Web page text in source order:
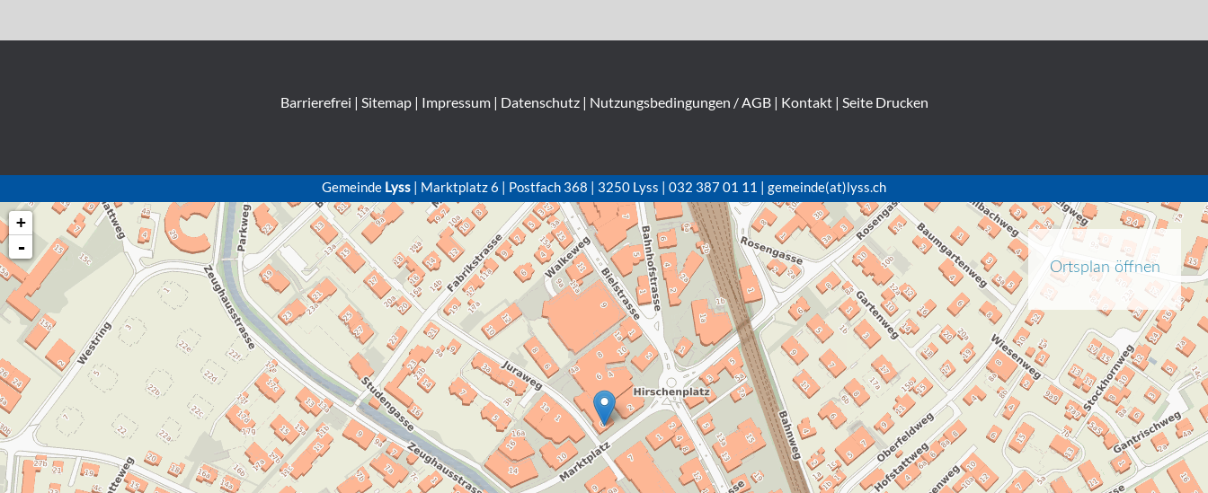
Barrierefrei | Sitemap| Impressum| Datenschutz| Nutzungsbedingungen / AGB| Kontakt| Seite Drucken
Gemeinde Lyss | Marktplatz 6 | Postfach 368 | 3250 Lyss | 032 387 01 11 | gemeinde(at)lyss.ch